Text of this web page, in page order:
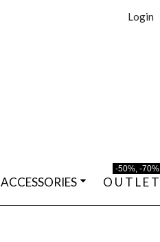
Login
ACCESSORIES O U T L E T
-50%, -70%